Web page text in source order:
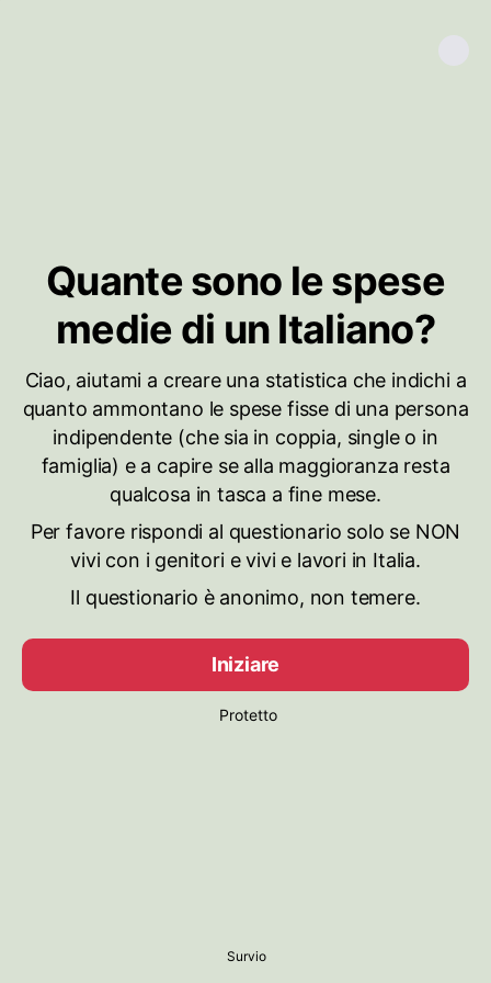
Quante sono le spese
medie di un Italiano?
Ciao, aiutami a creare una statistica che indichi a
quanto ammontano le spese fisse di una persona
indipendente (che sia in coppia, single o in
famiglia) e a capire se alla maggioranza resta
qualcosa in tasca a fine mese.
Per favore rispondi al questionario solo se NON
vivi con i genitori e vivi e lavori in Italia.
Il questionario è anonimo, non temere.
Iniziare
Protetto
Survio